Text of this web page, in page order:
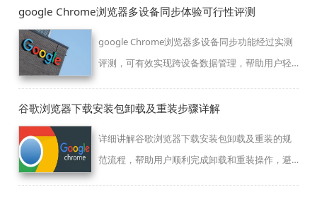
google Chrome浏览器多设备同步体验可行性评测
google Chrome浏览器多设备同步功能经过实测
评测，可有效实现跨设备数据管理，帮助用户轻
谷歌浏览器下载安装包卸载及重装步骤详解
详细讲解谷歌浏览器下载安装包卸载及重装的规
范流程，帮助用户顺利完成卸载和重装操作，避